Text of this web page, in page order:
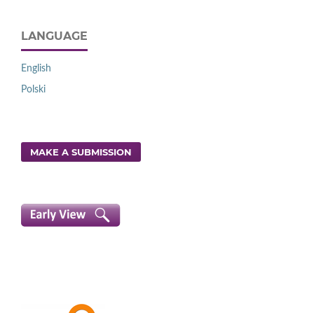
LANGUAGE
English
Polski
MAKE A SUBMISSION